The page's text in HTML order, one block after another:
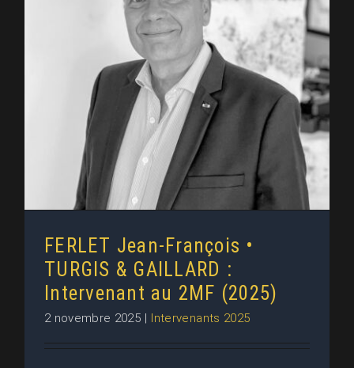
FERLET Jean-François • TURGIS
& GAILLARD : Intervenant au 2MF
(2025)
FERLET Jean-François •
TURGIS & GAILLARD :
Intervenant au 2MF (2025)
2 novembre 2025 Intervenants 2025